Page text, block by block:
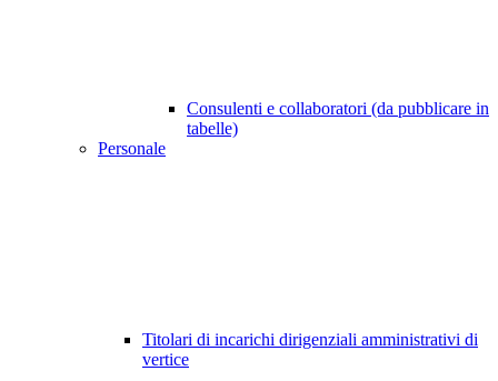
Consulenti e collaboratori (da pubblicare in
tabelle)
Personale
Titolari di incarichi dirigenziali amministrativi di
vertice